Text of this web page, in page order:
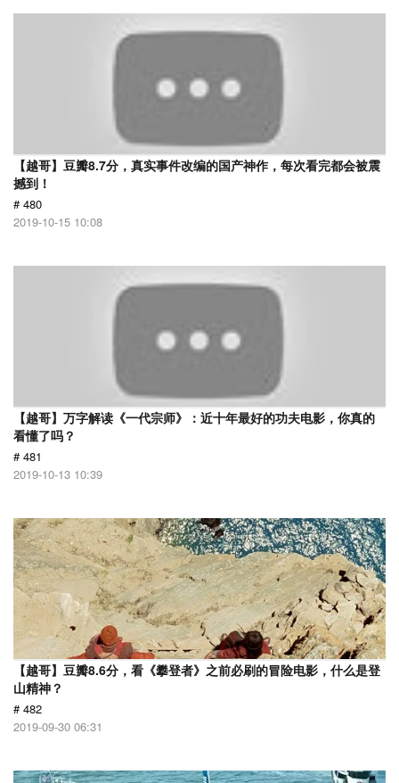
【越哥】豆瓣8.7分，真实事件改编的国产神作，每次看完都会被震
撼到！
# 480
2019-10-15 10:08
【越哥】万字解读《一代宗师》：近十年最好的功夫电影，你真的
看懂了吗？
# 481
2019-10-13 10:39
【越哥】豆瓣8.6分，看《攀登者》之前必刷的冒险电影，什么是登
山精神？
# 482
2019-09-30 06:31